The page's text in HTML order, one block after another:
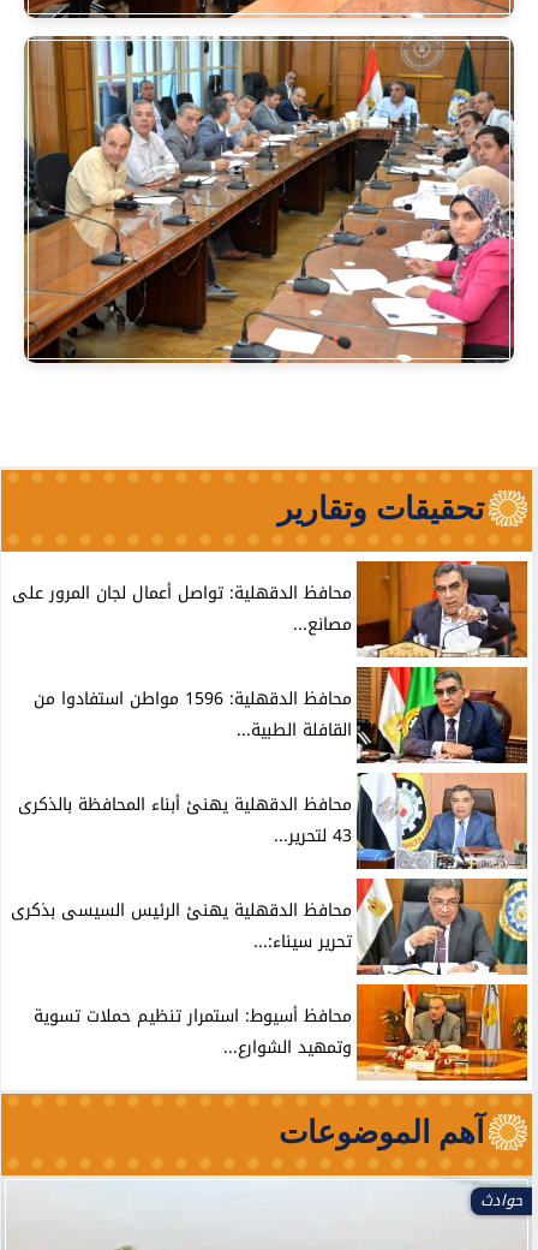
تحقيقات وتقارير
محافظ الدقهلية: تواصل أعمال لجان المرور على
مصانع...
محافظ الدقهلية: 1596 مواطن استفادوا من
القافلة الطبية...
محافظ الدقهلية يهنئ أبناء المحافظة بالذكرى
43 لتحرير...
محافظ الدقهلية يهنئ الرئيس السيسى بذكرى
تحرير سيناء:...
محافظ أسيوط: استمرار تنظيم حملات تسوية
وتمهيد الشوارع...
آهم الموضوعات
حوادث